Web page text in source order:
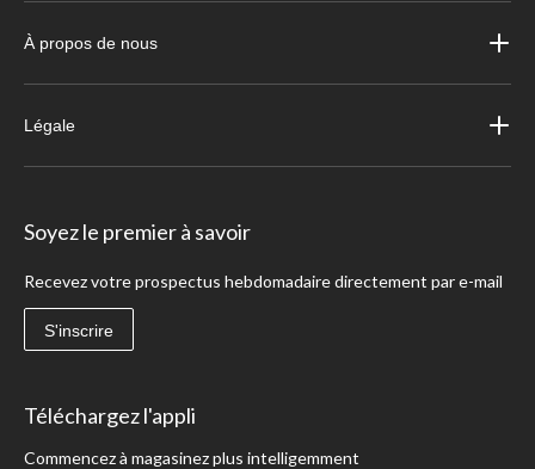
À propos de nous
Légale
Soyez le premier à savoir
Recevez votre prospectus hebdomadaire directement par e-mail
S'inscrire
Téléchargez l'appli
Commencez à magasinez plus intelligemment